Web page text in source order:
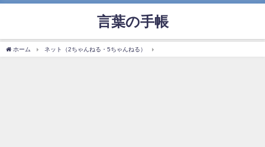
言葉の手帳
ホーム ネット（2ちゃんねる・5ちゃんねる）